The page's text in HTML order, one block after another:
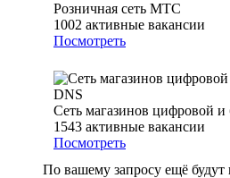
Розничная сеть МТС
1002 активные вакансии
Посмотреть
Сеть магазинов цифровой
1543 активные вакансии
Посмотреть
По вашему запросу ещё будут